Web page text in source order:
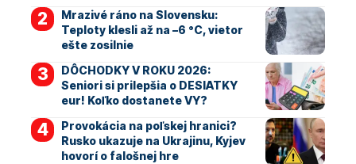
Mrazivé ráno na Slovensku:
Teploty klesli až na –6 °C, vietor
ešte zosilnie
DÔCHODKY V ROKU 2026:
Seniori si prilepšia o DESIATKY
eur! Koľko dostanete VY?
Provokácia na poľskej hranici?
Rusko ukazuje na Ukrajinu, Kyjev
hovorí o falošnej hre